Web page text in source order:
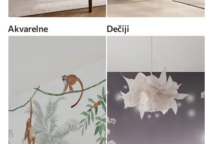
Akvarelne Dečiji